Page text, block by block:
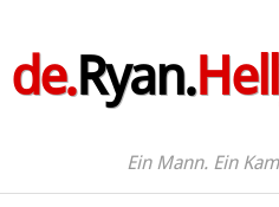
de.Ryan.
Ein Mann. Ein